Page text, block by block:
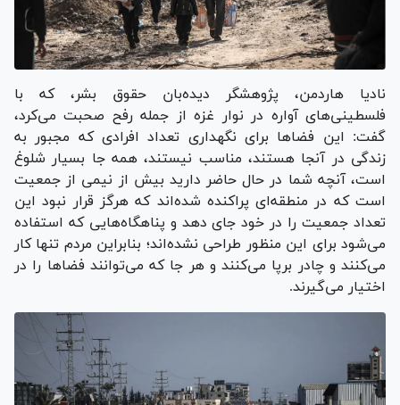
نادیا هاردمن، پژوهشگر دیده‌بان حقوق بشر، که با
فلسطینی‌های آواره در نوار غزه از جمله رفح صحبت می‌کرد،
گفت: این فضا‌ها برای نگهداری تعداد افرادی که مجبور به
زندگی در آنجا هستند، مناسب نیستند، همه جا بسیار شلوغ
است، آنچه شما در حال حاضر دارید بیش از نیمی از جمعیت
است که در منطقه‌ای پراکنده شده‌اند که هرگز قرار نبود این
تعداد جمعیت را در خود جای دهد و پناهگاه‌هایی که استفاده
می‌شود برای این منظور طراحی نشده‌اند؛ بنابراین مردم تنها کار
می‌کنند و چادر برپا می‌کنند و هر جا که می‌توانند فضا‌ها را در
اختیار می‌گیرند.